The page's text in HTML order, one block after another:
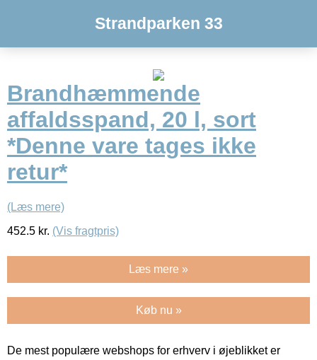
Strandparken 33
Brandhæmmende
affaldsspand, 20 l, sort
*Denne vare tages ikke
retur*
(Læs mere)
452.5 kr. (Vis fragtpris)
Læs mere »
Køb nu »
De mest populære webshops for erhverv i øjeblikket er